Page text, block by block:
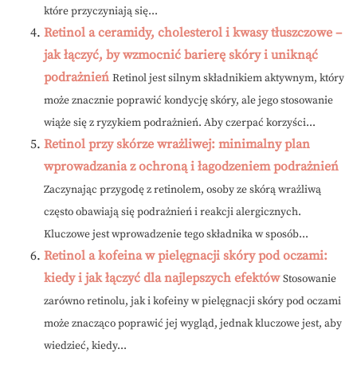
które przyczyniają się...
Retinol a ceramidy, cholesterol i kwasy tłuszczowe –
jak łączyć, by wzmocnić barierę skóry i uniknąć
podrażnień Retinol jest silnym składnikiem aktywnym, który
może znacznie poprawić kondycję skóry, ale jego stosowanie
wiąże się z ryzykiem podrażnień. Aby czerpać korzyści...
Retinol przy skórze wrażliwej: minimalny plan
wprowadzania z ochroną i łagodzeniem podrażnień
Zaczynając przygodę z retinolem, osoby ze skórą wrażliwą
często obawiają się podrażnień i reakcji alergicznych.
Kluczowe jest wprowadzenie tego składnika w sposób...
Retinol a kofeina w pielęgnacji skóry pod oczami:
kiedy i jak łączyć dla najlepszych efektów Stosowanie
zarówno retinolu, jak i kofeiny w pielęgnacji skóry pod oczami
może znacząco poprawić jej wygląd, jednak kluczowe jest, aby
wiedzieć, kiedy...